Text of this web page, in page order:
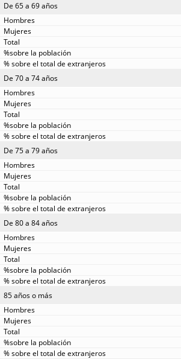
De 65 a 69 años
De 70 a 74 años
De 75 a 79 años
De 80 a 84 años
85 años o más